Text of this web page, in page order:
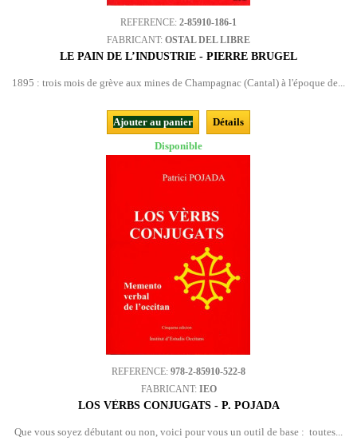
REFERENCE: 2-85910-186-1
FABRICANT: OSTAL DEL LIBRE
LE PAIN DE L’INDUSTRIE - PIERRE BRUGEL
1895 : trois mois de grève aux mines de Champagnac (Cantal) à l'époque de...
Ajouter au panier
Détails
Disponible
REFERENCE: 978-2-85910-522-8
FABRICANT: IEO
LOS VÈRBS CONJUGATS - P. POJADA
Que vous soyez débutant ou non, voici pour vous un outil de base : toutes...